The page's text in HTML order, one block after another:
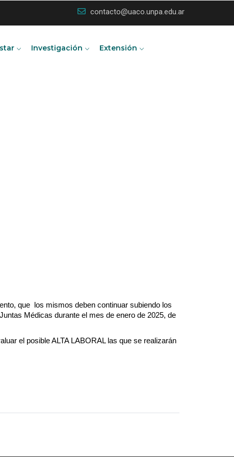
contacto@uaco.unpa.edu.ar
Investigación Extensión
que  los mismos deben continuar subiendo los
Médicas durante el mes de enero de 2025, de
el posible ALTA LABORAL las que se realizarán